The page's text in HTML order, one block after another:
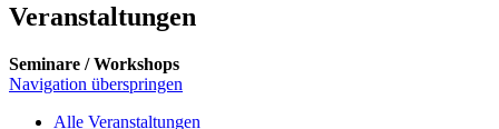
Veranstaltungen
Seminare / Workshops
Navigation überspringen
Alle Veranstaltungen